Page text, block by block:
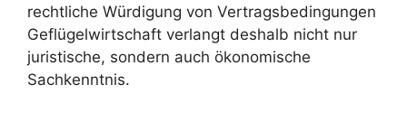
rechtliche Würdigung von Vertragsbedingungen
Geflügelwirtschaft verlangt deshalb nicht nur
juristische, sondern auch ökonomische
Sachkenntnis.